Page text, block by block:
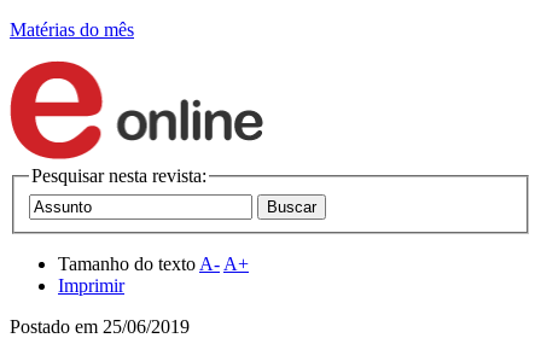
Matérias do mês
Pesquisar nesta revista:
Tamanho do texto A- A+
Imprimir
Postado em 25/06/2019